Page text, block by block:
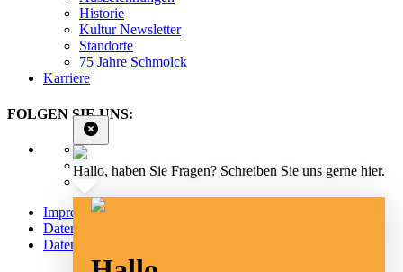
Historie
Kultur Newsletter
Standorte
75 Jahre Schmolck
Karriere
FOLGEN SIE UNS:
Impressum
Datenschutz
Datenschutz Social Media
Hallo, haben Sie Fragen? Schreiben Sie uns gerne hier.